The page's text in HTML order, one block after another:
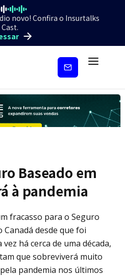
novo! Confira o Insurtalks
Cast.
Inscreva-
Baseado em
à pandemia
fracasso para o Seguro
Canadá desde que foi
há cerca de uma década,
que sobreviverá muito
pandemia nos últimos